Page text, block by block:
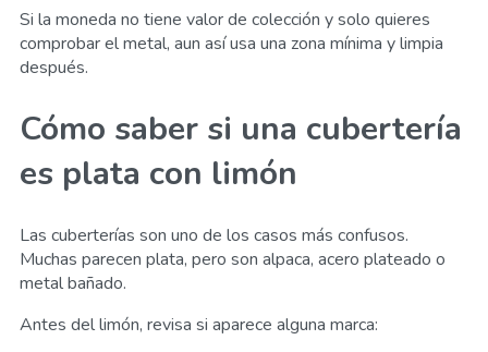
Si la moneda no tiene valor de colección y solo quieres
comprobar el metal, aun así usa una zona mínima y limpia
después.
Cómo saber si una cubertería
es plata con limón
Las cuberterías son uno de los casos más confusos.
Muchas parecen plata, pero son alpaca, acero plateado o
metal bañado.
Antes del limón, revisa si aparece alguna marca: